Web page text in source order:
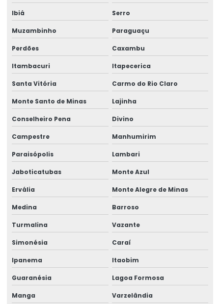
Ibiá Serro
Muzambinho Paraguaçu
Perdões Caxambu
Itambacuri Itapecerica
Santa Vitória Carmo do Rio Claro
Monte Santo de Minas Lajinha
Conselheiro Pena Divino
Campestre Manhumirim
Paraisópolis Lambari
Jaboticatubas Monte Azul
Ervália Monte Alegre de Minas
Medina Barroso
Turmalina Vazante
Simonésia Caraí
Ipanema Itaobim
Guaranésia Lagoa Formosa
Manga Varzelândia